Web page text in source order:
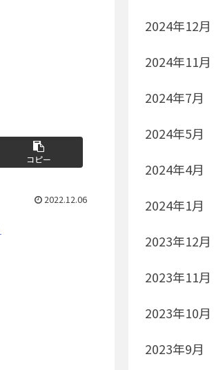
コピー
2022.12.06
2024年12月
2024年11月
2024年7月
2024年5月
2024年4月
2024年1月
2023年12月
2023年11月
2023年10月
2023年9月